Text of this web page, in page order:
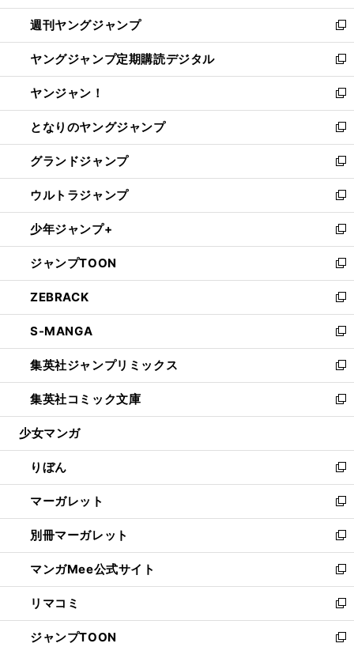
開
く
ウ
で
開
く
ン
ド
ウ
で
開
く
ウ
ィ
ン
ド
ウ
で
開
く
週刊ヤングジャンプ
新
し
い
ウ
ィ
ン
ド
ウ
で
開
く
ヤングジャンプ定期購読デジタル
新
し
い
ウ
ィ
ン
ド
ウ
で
開
く
ヤンジャン！
新
し
い
ウ
ィ
ン
ド
ウ
で
開
く
となりのヤングジャンプ
新
し
い
ウ
ィ
ン
ド
ウ
で
開
く
グランドジャンプ
新
し
い
ウ
ィ
ン
ド
ウ
で
開
く
ウルトラジャンプ
新
し
い
ウ
ィ
ン
ド
ウ
で
開
く
少年ジャンプ+
新
し
い
ウ
ィ
ン
ド
ウ
で
開
く
ジャンプTOON
新
し
い
ウ
ィ
ン
ド
ウ
で
開
ZEBRACK
新
し
い
ウ
ィ
ン
ド
ウ
開
く
S-MANGA
新
し
い
ウ
ィ
ン
ウ
で
開
く
集英社ジャンプリミックス
新
し
い
ウ
ン
ド
ウ
で
開
く
集英社コミック文庫
新
し
ウ
ィ
ン
ド
ウ
で
開
く
少女マンガ
りぼん
新
し
い
ウ
ィ
ン
ド
ウ
で
開
く
マーガレット
新
し
い
ウ
ィ
ン
ド
ウ
で
別冊マーガレット
新
し
い
ウ
ィ
ン
ド
マンガMee公式サイト
新
し
い
ウ
ィ
リマコミ
新
し
い
ジャンプTOON 新